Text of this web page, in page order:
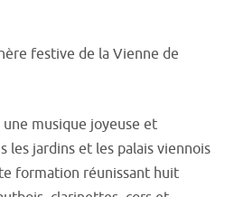
festive de la Vienne de
une musique joyeuse et
les jardins et les palais viennois
formation réunissant huit